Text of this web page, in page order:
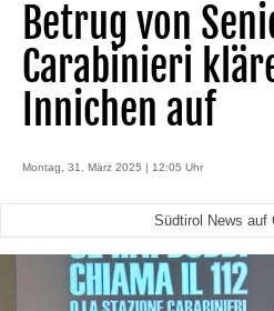
Betrug von
Carabinieri
Innichen auf
Montag, 31. März 2025 | 12:05 Uhr
Südtirol News auf